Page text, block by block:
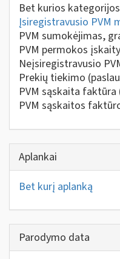
Bet kurios kategorijos
Įsiregistravusio PVM
PVM sumokėjimas,
PVM permokos
Neįsiregistravusio
Prekių tiekimo
PVM sąskaita faktūra
PVM sąskaitos
Aplankai
Bet kurį aplanką
Parodymo data